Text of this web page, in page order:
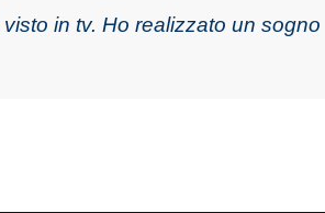
in tv. Ho realizzato un sogno